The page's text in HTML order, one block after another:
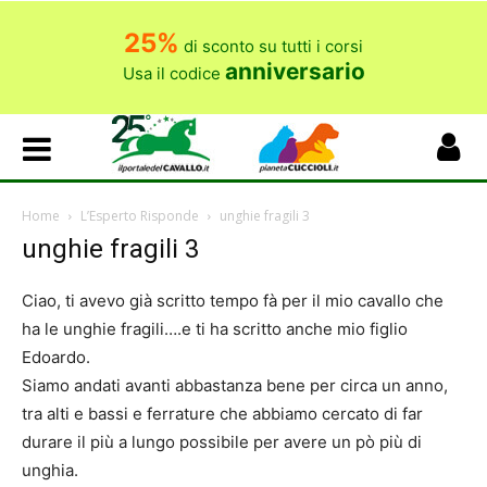
25% di sconto su tutti i corsi
Usa il codice anniversario
Home L’Esperto Risponde unghie fragili 3
unghie fragili 3
Ciao, ti avevo già scritto tempo fà per il mio cavallo che
ha le unghie fragili….e ti ha scritto anche mio figlio
Edoardo.
Siamo andati avanti abbastanza bene per circa un anno,
tra alti e bassi e ferrature che abbiamo cercato di far
durare il più a lungo possibile per avere un pò più di
unghia.